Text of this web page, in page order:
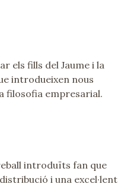
els fills del Jaume i la
introdueixen nous
filosofia empresarial.
introduïts fan que
i una excel·lent